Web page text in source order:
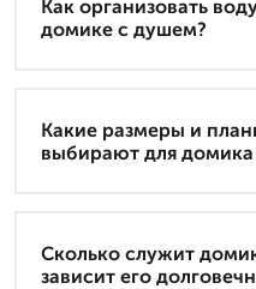
Как организовать
домике с душем?
Какие размеры и
выбирают для
Сколько служит
зависит его